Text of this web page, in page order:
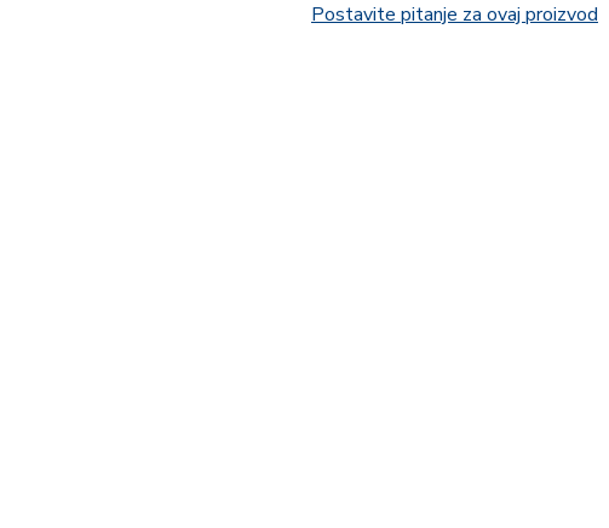
Postavite pitanje za ovaj proizvod